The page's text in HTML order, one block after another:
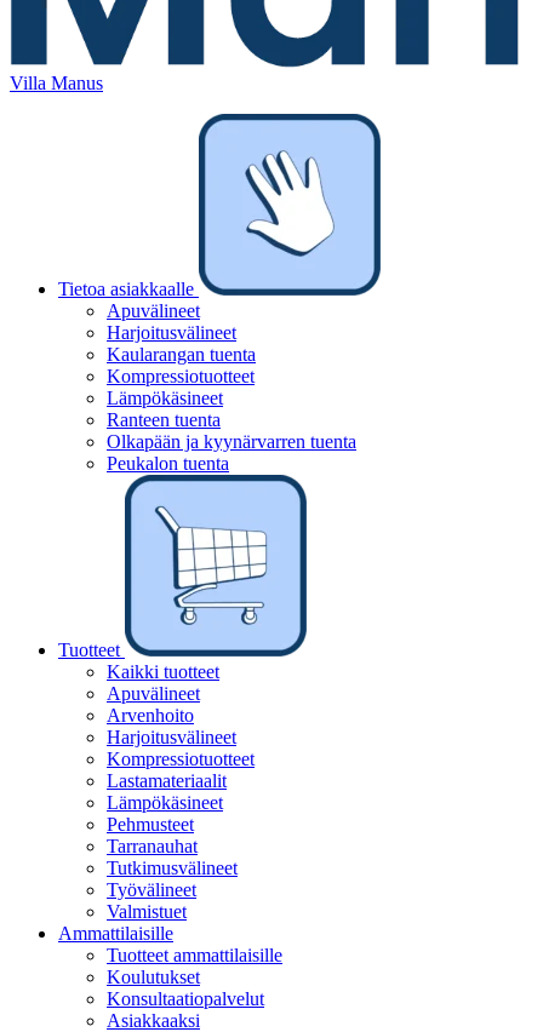
Villa Manus
Tietoa asiakkaalle
Apuvälineet
Harjoitusvälineet
Kaularangan tuenta
Kompressiotuotteet
Lämpökäsineet
Ranteen tuenta
Olkapään ja kyynärvarren tuenta
Peukalon tuenta
Tuotteet
Kaikki tuotteet
Apuvälineet
Arvenhoito
Harjoitusvälineet
Kompressiotuotteet
Lastamateriaalit
Lämpökäsineet
Pehmusteet
Tarranauhat
Tutkimusvälineet
Työvälineet
Valmistuet
Ammattilaisille
Tuotteet ammattilaisille
Koulutukset
Konsultaatiopalvelut
Asiakkaaksi